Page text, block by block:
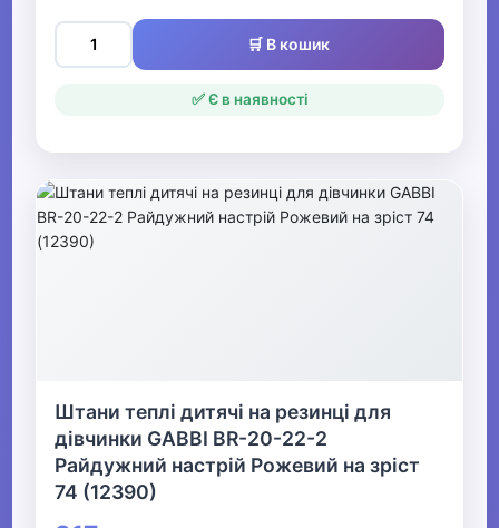
🛒 В кошик
✅ Є в наявності
Штани теплі дитячі на резинці для
дівчинки GABBI BR-20-22-2
Райдужний настрій Рожевий на зріст
74 (12390)